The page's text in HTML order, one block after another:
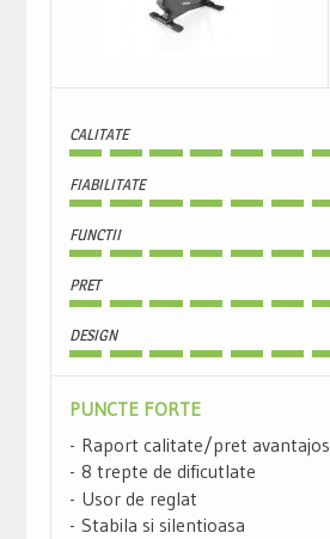
CALITATE
FIABILITATE
FUNCTII
PRET
DESIGN
PUNCTE FORTE
Raport calitate/pret avantajos
8 trepte de dificutlate
Usor de reglat
Stabila si silentioasa